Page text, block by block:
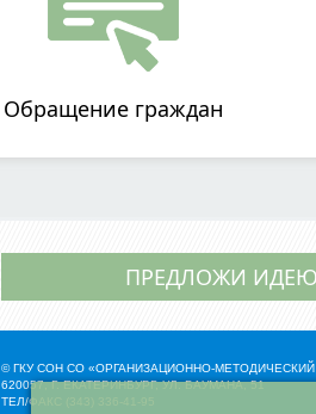
Обращение граждан
ПРЕДЛОЖИ ИДЕЮ
© ГКУ СОН СО «ОРГАНИЗАЦИОННО-
620057, Г. ЕКАТЕРИНБУРГ, УЛ. БАУМАНА, 51
ТЕЛ/ФАКС (343) 336-41-95